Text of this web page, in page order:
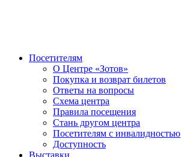
Посетителям
О Центре «Зотов»
Покупка и возврат билетов
Ответы на вопросы
Схема центра
Правила посещения
Стань другом центра
Посетителям с инвалидностью
Доступность
Выставки